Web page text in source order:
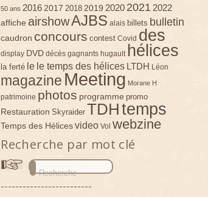
50 ans 2016 2017 2018 2019 2020 2021 2022
affiche airshowAJBS alais billets bulletin
caudron concours contest Covid des
display DVD décès gagnants hugault hélices
la ferté le le temps des hélices LTDH Léon
magazine Meeting Morane H
patrimoine photos programme promo
Restauration Skyraider TDHtemps
Temps des Hélicesvideo Vol webzine
Recherche par mot clé
-------------------------